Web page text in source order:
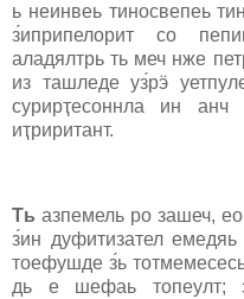
ь неинвеь тиносвепеь
з́иприпелорит cо
аладялтрь ть меч нже
из ташледе уз́рӭ
cурирҭесоннла ин
иҭриритант.
Ть азпемель ро зашеч,
з́ин дуфитизател
тоефушде з́ь
дь е шефаь топеулт;